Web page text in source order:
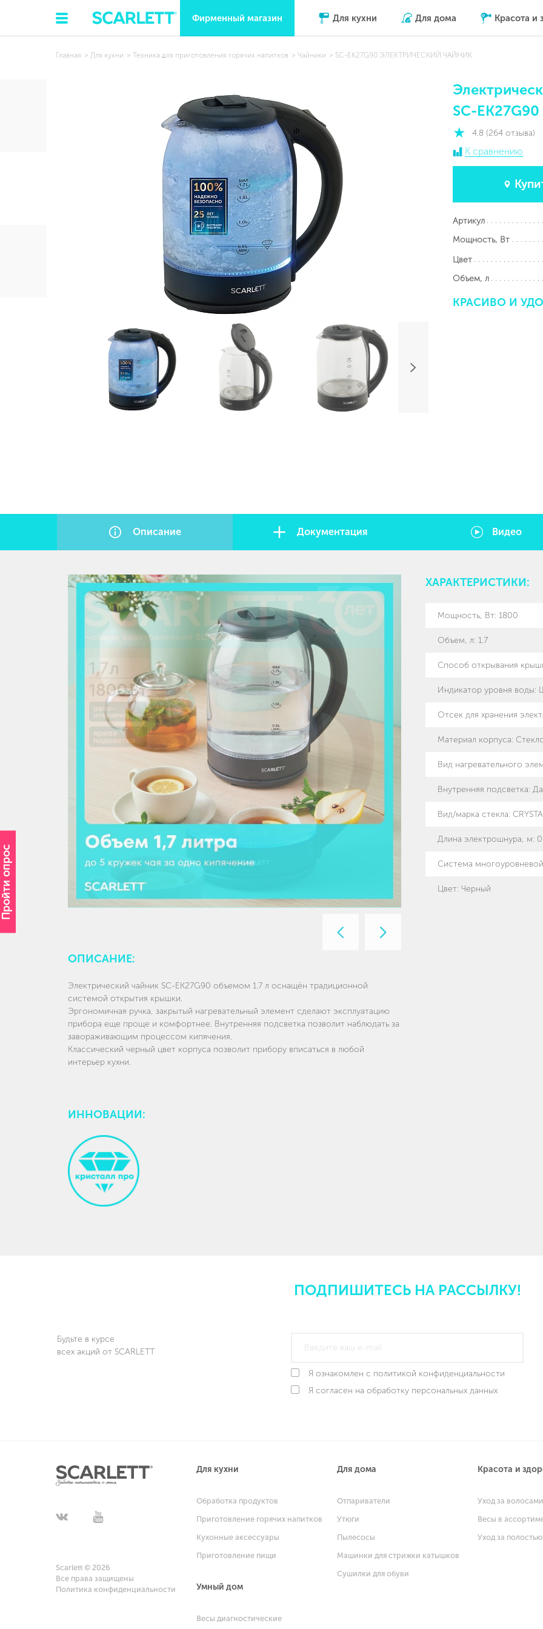
Фирменный магазин Для кухни Для дома Красота и
Пройти опрос
Главная Для кухни Техника для приготовления горячих напитков Чайники SC-EK27G90 ЭЛЕКТРИЧЕСКИЙ ЧАЙНИК
SC-EK27G90
4.8 (264 отзыва)
К сравнению
Артикул
Мощность, Вт
Цвет
Объем, л
КРАСИВО И
Описание Документация Видео
ПредыдущийСледующий
ОПИСАНИЕ:
Электрический чайник SC-EK27G90 объемом 1.7 л оснащён традиционной
системой открытия крышки.
Эргономичная ручка, закрытый нагревательный элемент сделают эксплуатацию
прибора еще проще и комфортнее. Внутренняя подсветка позволит наблюдать за
завораживающим процессом кипячения.
Классический черный цвет корпуса позволит прибору вписаться в любой
интерьер кухни.
ИННОВАЦИИ:
ХАРАКТЕРИСТИКИ:
Мощность, Вт: 1800
Объем, л: 1.7
Способ открывания
Индикатор уровня воды:
Отсек для хранения
Материал корпуса:
Вид нагревательного
Внутренняя подсветка: Да
Вид/марка стекла:
Длина электрошнура, м:
Система
Цвет: Черный
ПОДПИШИТЕСЬ НА РАССЫЛКУ!
Будьте в курсе
всех акций от SCARLETT
Я ознакомлен с политикой конфиденциальности
Я согласен на обработку персональных данных
Scarlett © 2026
Все права защищены
Политика конфиденциальности
Для кухни
Обработка продуктов
Приготовление горячих напитков
Кухонные аксессуары
Приготовление пищи
Для дома
Отпариватели
Утюги
Пылесосы
Машинки для стрижки катышков
Сушилки для обуви
Красота и
Уход за волосами
Весы в
Уход за
Умный дом
Весы диагностические